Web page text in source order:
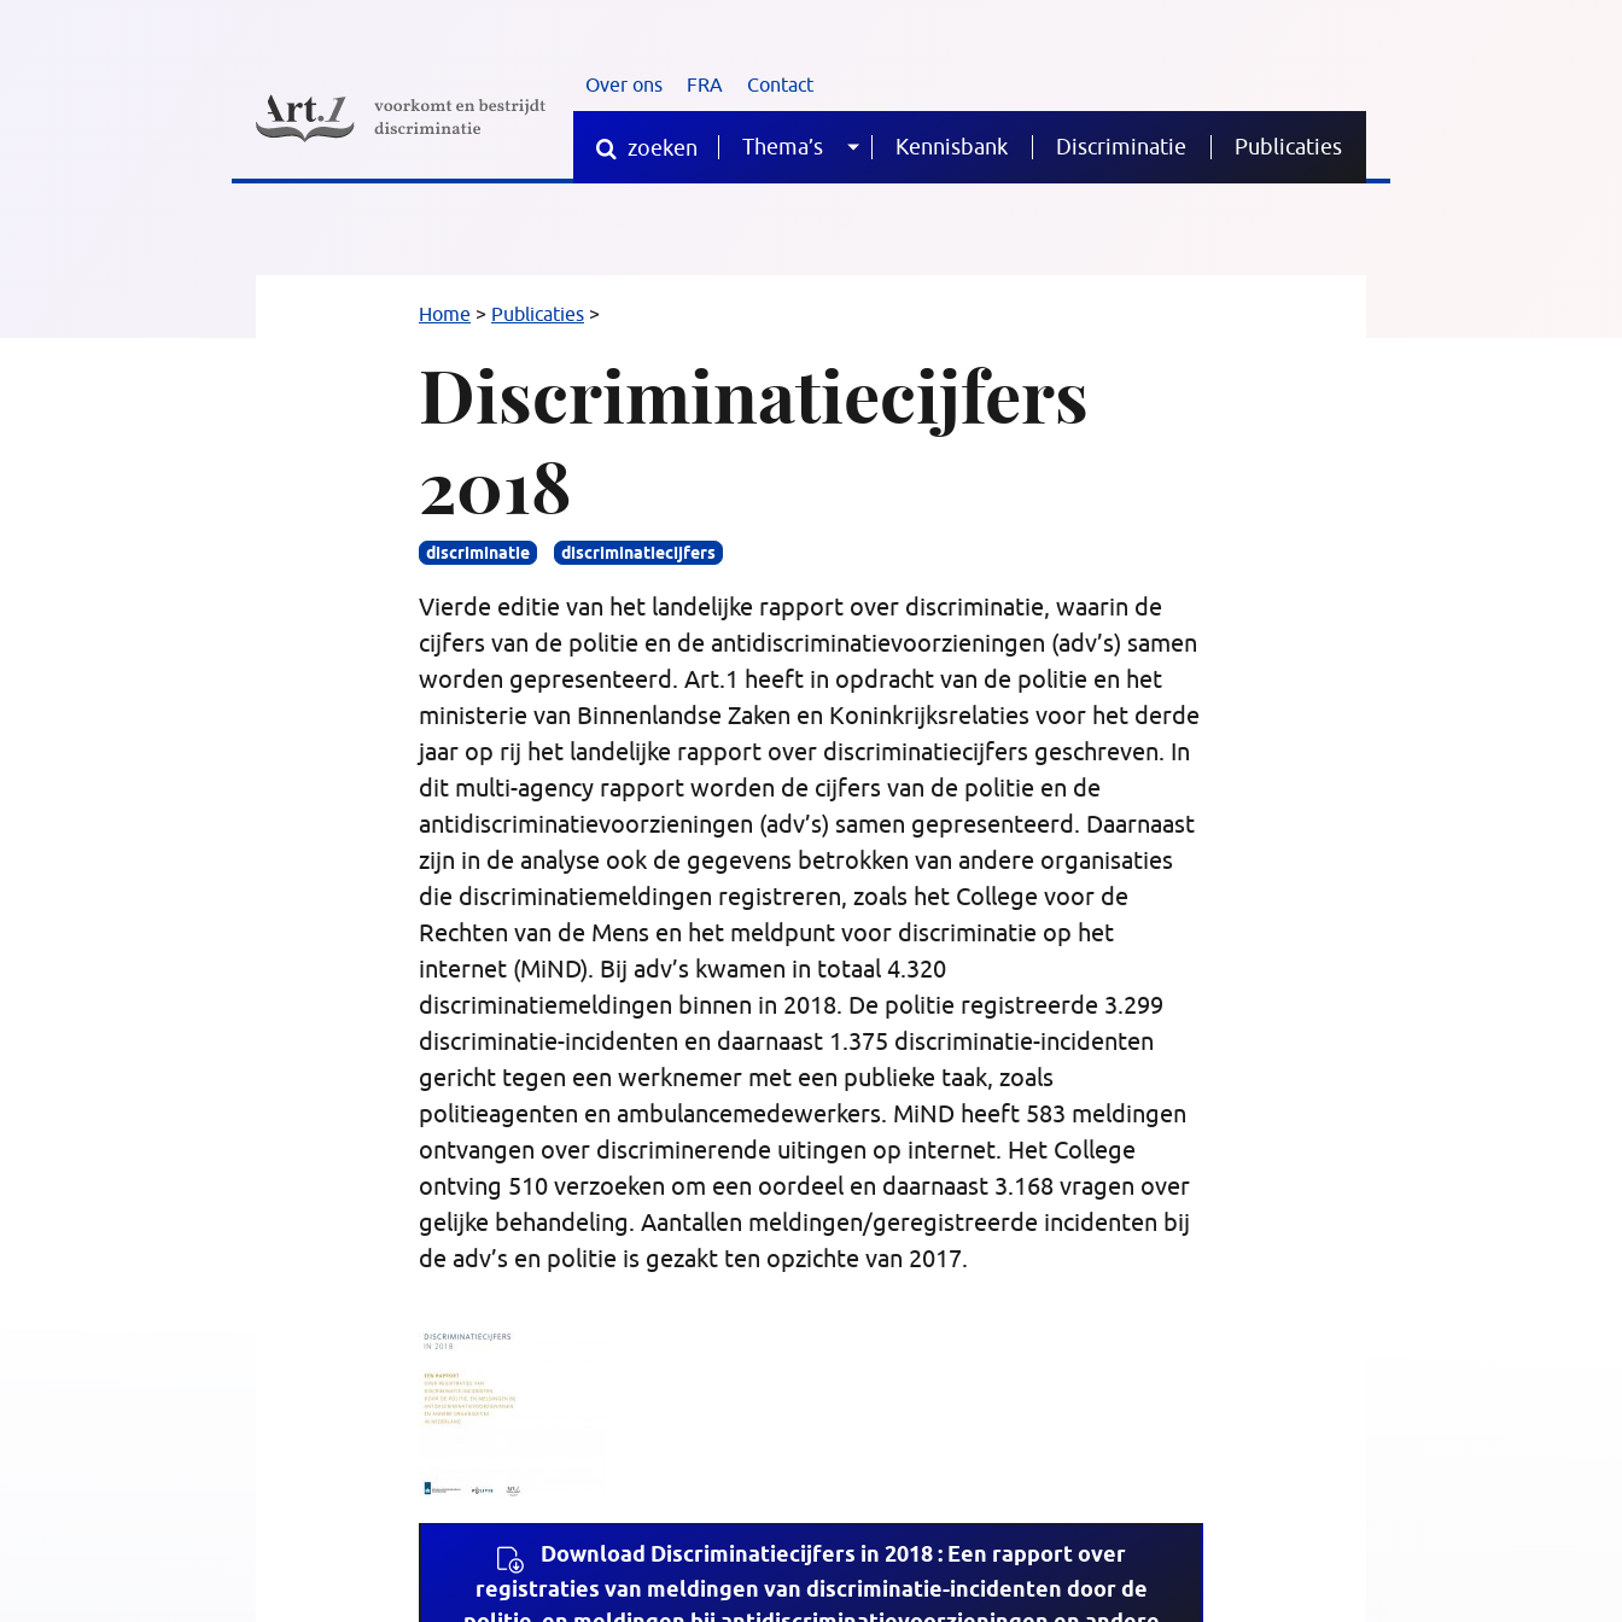
zoeken
zoek?
Thema’s
Sub
Kennisbank Discriminatie Publicaties
Over ons FRA Contact
Home > Publicaties >Discriminatiecijfers
Discriminatiecijfers
2018
discriminatie discriminatiecijfers
Vierde editie van het landelijke rapport over discriminatie, waarin de
cijfers van de politie en de antidiscriminatievoorzieningen (adv’s) samen
worden gepresenteerd. Art.1 heeft in opdracht van de politie en het
ministerie van Binnenlandse Zaken en Koninkrijksrelaties voor het derde
jaar op rij het landelijke rapport over discriminatiecijfers geschreven. In
dit multi-agency rapport worden de cijfers van de politie en de
antidiscriminatievoorzieningen (adv’s) samen gepresenteerd. Daarnaast
zijn in de analyse ook de gegevens betrokken van andere organisaties
die discriminatiemeldingen registreren, zoals het College voor de
Rechten van de Mens en het meldpunt voor discriminatie op het
internet (MiND). Bij adv’s kwamen in totaal 4.320
discriminatiemeldingen binnen in 2018. De politie registreerde 3.299
discriminatie-incidenten en daarnaast 1.375 discriminatie-incidenten
gericht tegen een werknemer met een publieke taak, zoals
politieagenten en ambulancemedewerkers. MiND heeft 583 meldingen
ontvangen over discriminerende uitingen op internet. Het College
ontving 510 verzoeken om een oordeel en daarnaast 3.168 vragen over
gelijke behandeling. Aantallen meldingen/geregistreerde incidenten bij
de adv’s en politie is gezakt ten opzichte van 2017.
Download Discriminatiecijfers in 2018 : Een rapport over
registraties van meldingen van discriminatie-incidenten door de